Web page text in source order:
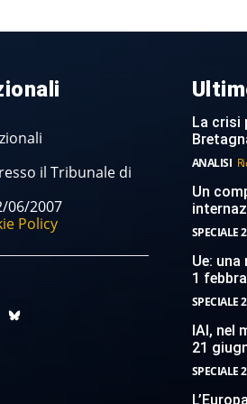
il Tribunale di
06/2007
Policy
La crisi
ANALISI
Un
SPECIALE
Ue:
1
SPECIALE
IAI, nel
21
SPECIALE